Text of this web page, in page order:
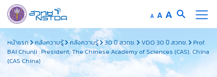
A A A
หน้าแรก คลังความรู้ คลังความรู้ 30 ปี สวทช. VDO 30 ปี สวทช.
Prof.
BAI Chunli : President, The Chinese Academy of Sciences (CAS), China
(CAS China)